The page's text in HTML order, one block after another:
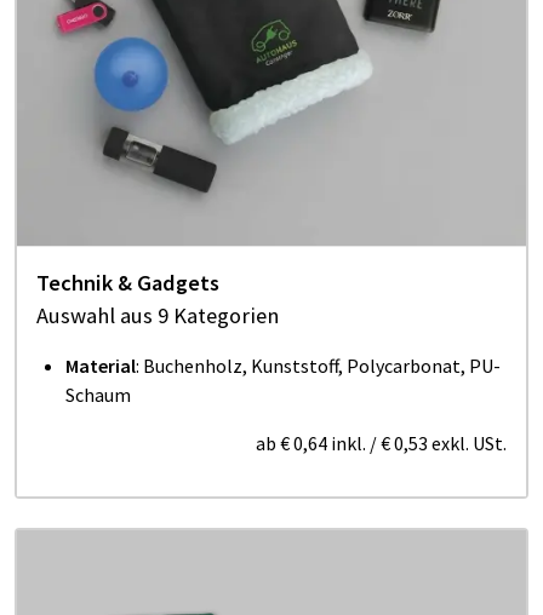
Technik & Gadgets
Auswahl aus 9 Kategorien
Material: Buchenholz, Kunststoff, Polycarbonat, PU-
Schaum
ab € 0,64 inkl. /€ 0,53 exkl. USt.